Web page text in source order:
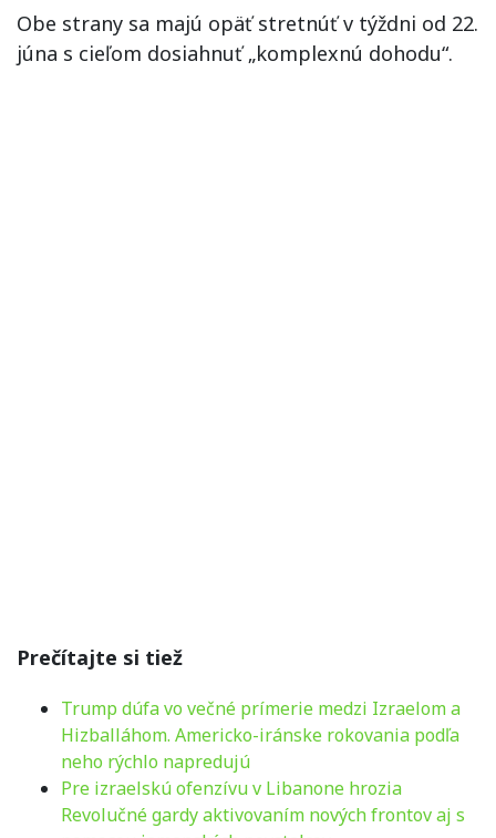
Obe strany sa majú opäť stretnúť v týždni od 22.
júna s cieľom dosiahnuť „komplexnú dohodu“.
Prečítajte si tiež
Trump dúfa vo večné prímerie medzi Izraelom a
Hizballáhom. Americko-iránske rokovania podľa
neho rýchlo napredujú
Pre izraelskú ofenzívu v Libanone hrozia
Revolučné gardy aktivovaním nových frontov aj s